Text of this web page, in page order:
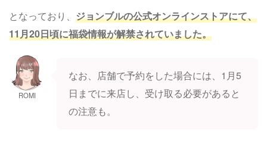
となっており、 ジョンブルの公式オンラインストアにて、
11月20日頃に福袋情報が解禁されていました。
ROMI
なお、店舗で予約をした場合には、1月5
日までに来店し、受け取る必要があると
の注意も。